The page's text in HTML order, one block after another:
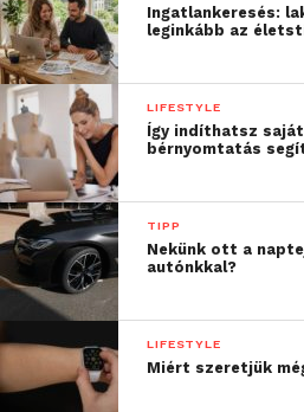
rendelkezzen az új és
kezelésében is. Az is
egyes konzolok különleges
Hasznos lehet, ha a
elérhetőek, így egy probléma
nyújtható.
Így a játékosok biztosak
eszközeik a legjobb kezekben
bekapcsoláskor a lehető
hogy ennek fényében
KonzolKirályhoz?
Ingatlankeresés:
leginkább az
LIFESTYLE
Így indíthatsz
bérnyomtatás
TIPP
Nekünk ott a
autónkkal?
LIFESTYLE
Miért szeretjük